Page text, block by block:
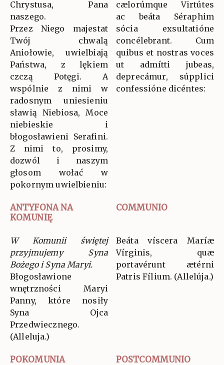
Chrystusa, Pana
naszego.
Przez Niego majestat
Twój chwalą
Aniołowie, uwielbiają
Państwa, z lękiem
czczą Potęgi. A
wspólnie z nimi w
radosnym uniesieniu
sławią Niebiosa, Moce
niebieskie i
błogosławieni Serafini.
Z nimi to, prosimy,
dozwól i naszym
głosom wołać w
pokornym uwielbieniu:
cælorúmque Virtútes
ac beáta Séraphim
sócia exsultatióne
concélebrant. Cum
quibus et nostras voces
ut admítti jubeas,
deprecámur, súpplici
confessióne dicéntes:
ANTYFONA NA
KOMUNIĘ
COMMUNIO
W Komunii świętej
przyjmujemy Syna
Bożego i Syna Maryi.
Błogosławione
wnętrzności Maryi
Panny, które nosiły
Syna Ojca
Przedwiecznego.
(Alleluja.)
Beáta víscera Maríæ
Vírginis, quæ
portavérunt ætérni
Patris Fílium. (Allelúja.)
POKOMUNIA POSTCOMMUNIO